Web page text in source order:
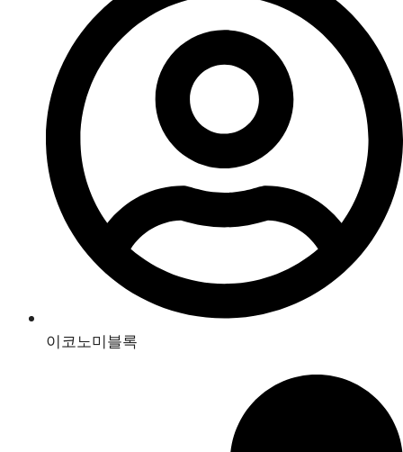
이코노미블록